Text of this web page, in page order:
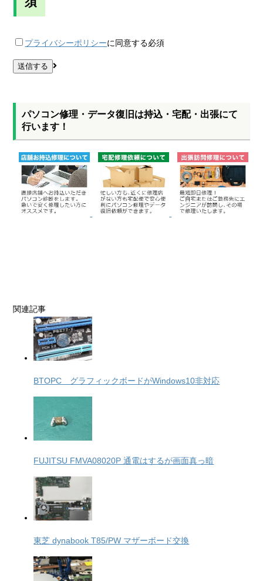
プライバシーポリシーに同意する必須
パソコン修理・データ復旧は持込・宅配・出張にて
行います！
関連記事
BTOPC グラフィックボードがWindows10非対応
FUJITSU FMVA08020P 通電はするが画面真っ暗
東芝 dynabook T85/PW マザーボード交換